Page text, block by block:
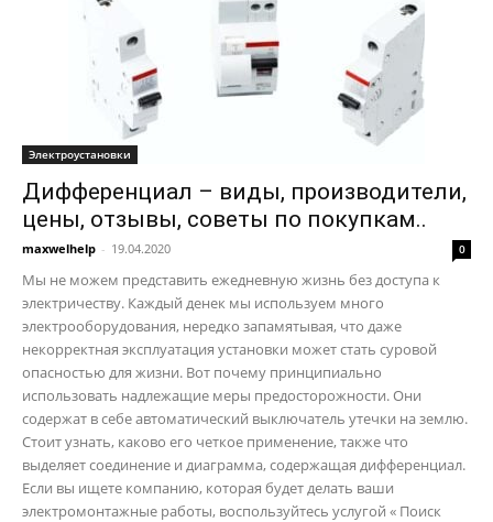
Электроустановки
Дифференциал – виды, производители,
цены, отзывы, советы по покупкам..
maxwelhelp - 19.04.2020 0
Мы не можем представить ежедневную жизнь без доступа к
электричеству. Каждый денек мы используем много
электрооборудования, нередко запамятывая, что даже
некорректная эксплуатация установки может стать суровой
опасностью для жизни. Вот почему принципиально
использовать надлежащие меры предосторожности. Они
содержат в себе автоматический выключатель утечки на землю.
Стоит узнать, каково его четкое применение, также что
выделяет соединение и диаграмма, содержащая дифференциал.
Если вы ищете компанию, которая будет делать ваши
электромонтажные работы, воспользуйтесь услугой « Поиск